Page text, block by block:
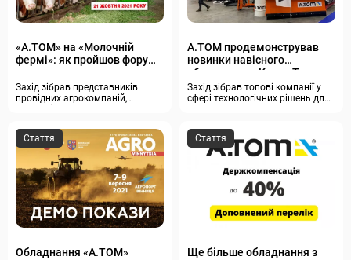
«А.ТОМ» на «Молочній
фермі»: як пройшов форум
Захід зібрав представників
провідних агрокомпаній,
А.ТОМ продемонстрував
новинки навісного
обладнання «КомунТех»
Захід зібрав топові компанії у
сфері технологічних рішень для
Стаття
Обладнання «А.ТОМ»
Стаття
Ще більше обладнання з